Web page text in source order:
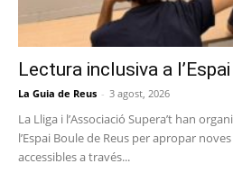
Lectura inclusiva a
La Guia de Reus - 3 agost, 2026
La Lliga i l’Associació Supera’t han
l’Espai Boule de Reus per apropar
accessibles a través...